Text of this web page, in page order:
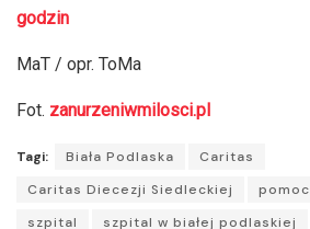
godzin
MaT / opr. ToMa
Fot. zanurzeniwmilosci.pl
Tagi: Biała Podlaska
Caritas
Caritas Diecezji Siedleckiej
pomoc
szpital
szpital w białej podlaskiej